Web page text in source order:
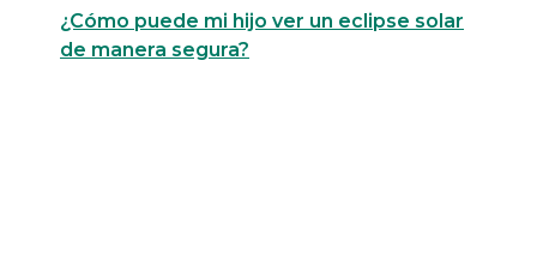
¿Cómo puede mi hijo ver un eclipse solar
de manera segura?